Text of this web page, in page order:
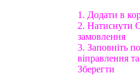
1. Додати в
2. Натиснути
замовлення
3. Заповніть
віправлення
Зберегти